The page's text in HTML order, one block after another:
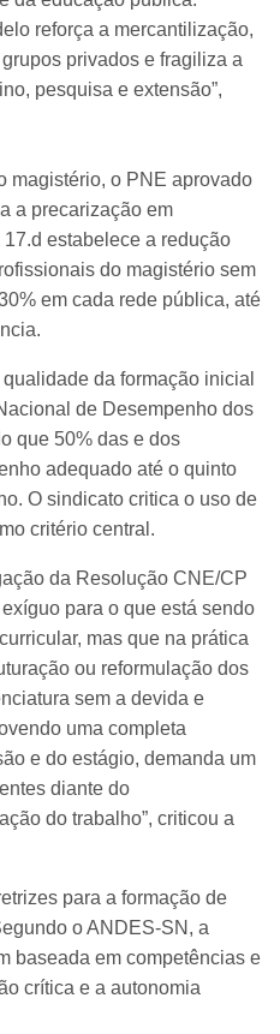
reforça a mercantilização,
privados e fragiliza a
pesquisa e extensão”,
magistério, o PNE aprovado
a precarização em
estabelece a redução
do magistério sem
em cada rede pública, até
da formação inicial
de Desempenho dos
que 50% das e dos
adequado até o quinto
O sindicato critica o uso de
critério central.
da Resolução CNE/CP
para o que está sendo
mas que na prática
ou reformulação dos
sem a devida e
uma completa
e do estágio, demanda um
diante do
do trabalho”, criticou a
para a formação de
o ANDES-SN, a
baseada em competências e
crítica e a autonomia